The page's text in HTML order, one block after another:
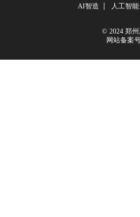
AI智造 人工智能
© 2024 郑州
网站备案